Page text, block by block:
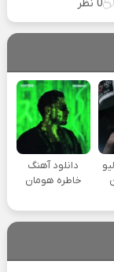
0 نظر
دانلود آهنگ
خاطره هومان